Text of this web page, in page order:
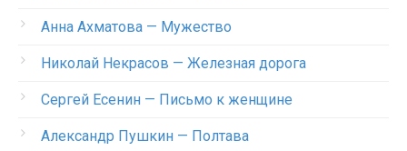
Анна Ахматова — Мужество
Николай Некрасов — Железная дорога
Сергей Есенин — Письмо к женщине
Александр Пушкин — Полтава